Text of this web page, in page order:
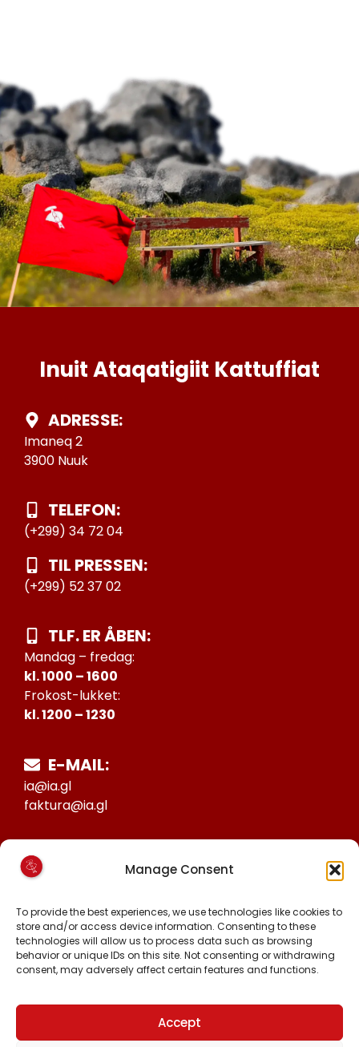
Manage Consent
To provide the best experiences, we use technologies like cookies to
store and/or access device information. Consenting to these
technologies will allow us to process data such as browsing
behavior or unique IDs on this site. Not consenting or withdrawing
consent, may adversely affect certain features and functions.
Accept
Inuit Ataqatigiit Kattuffiat
ADRESSE:
Imaneq 2
3900 Nuuk
TELEFON:
(+299) 34 72 04
TIL PRESSEN:
(+299) 52 37 02
TLF. ER ÅBEN:
Mandag – fredag:
kl. 1000 – 1600
Frokost-lukket:
kl. 1200 – 1230
E-MAIL:
ia@ia.gl
faktura@ia.gl
25027388
KONTO NR:
6471-1511626
FØLG OS PÅ:
FACEBOOK
TIKTOK